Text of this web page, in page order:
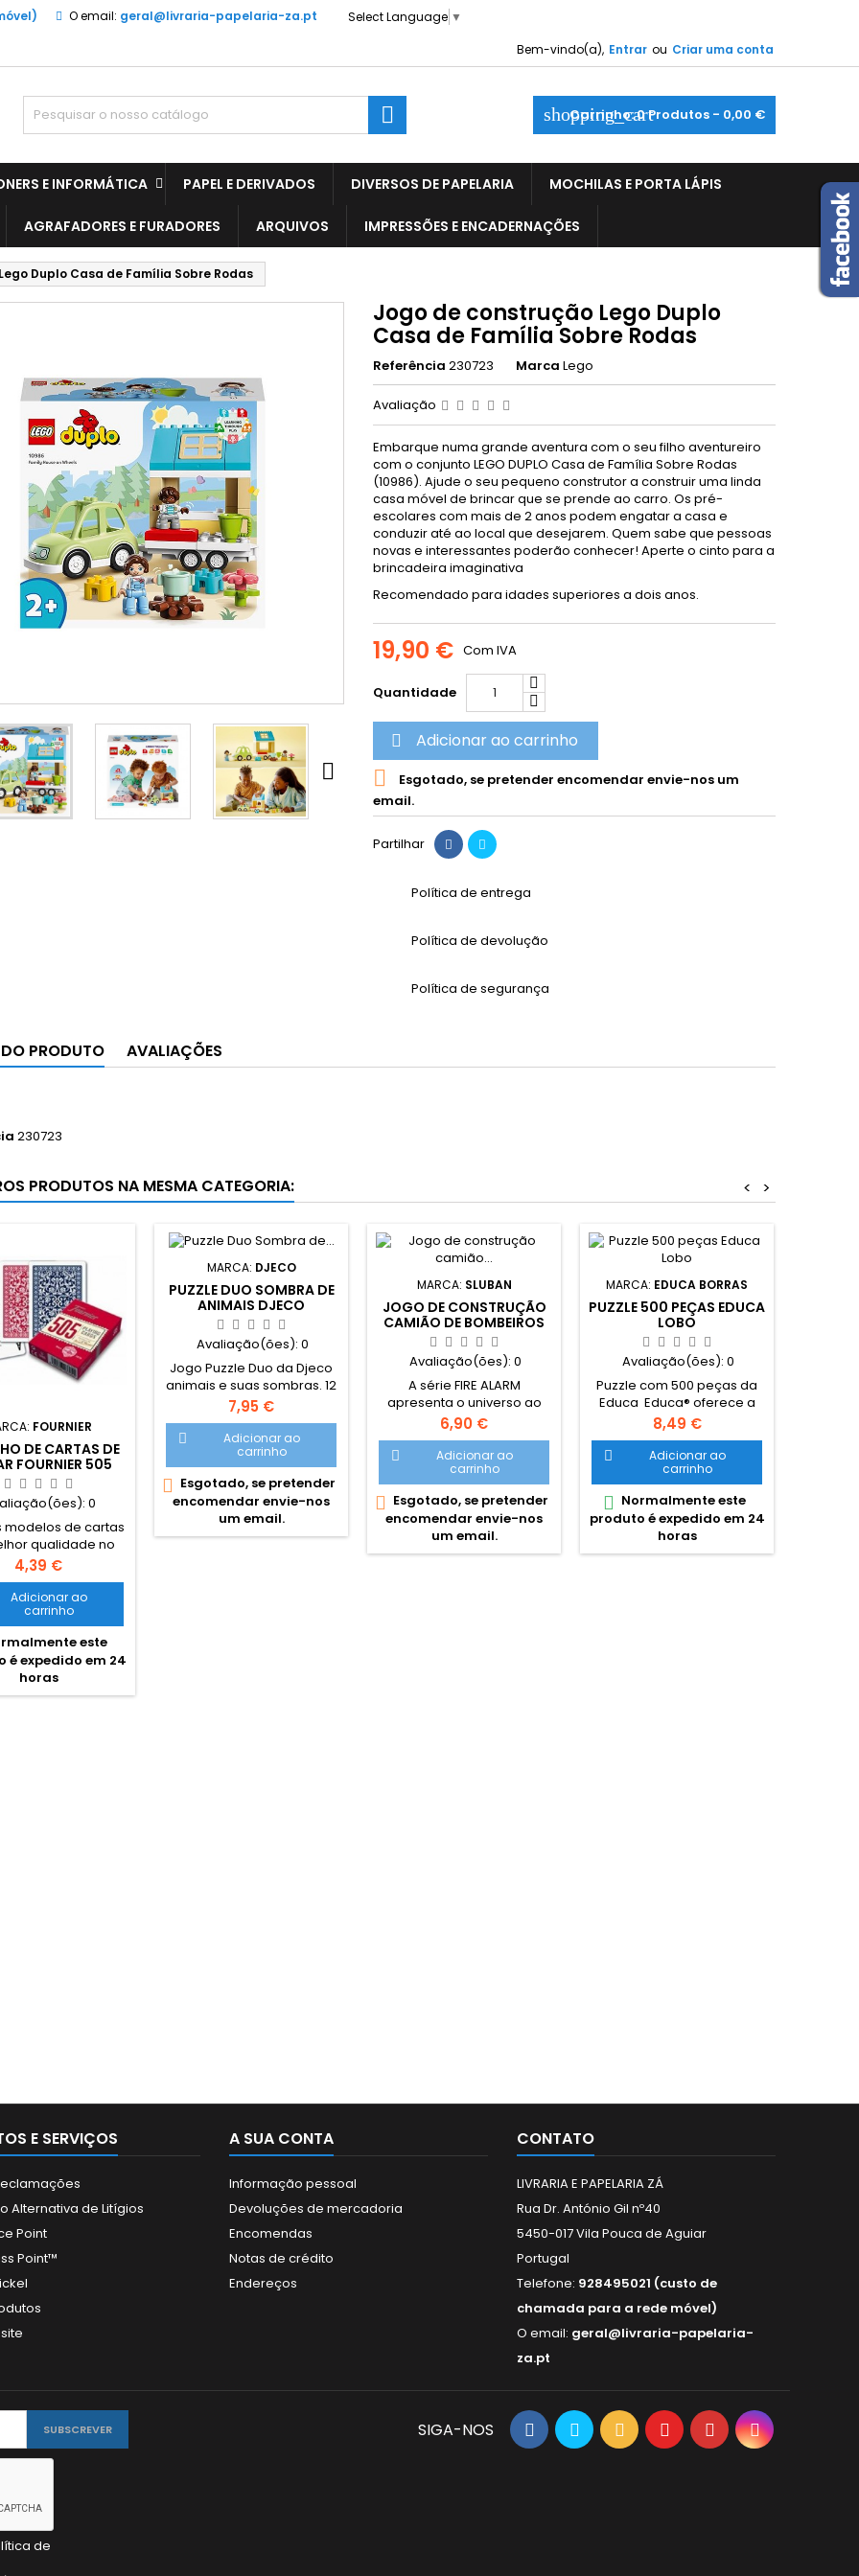
O email: geral@livraria-papelaria-za.pt Select Language ▼
Bem-vindo(a), Entrar ou Criar uma conta
shopping_cart
Carrinho:0Produtos - 0,00 €

E INFORMÁTICA PAPEL E DERIVADOS DIVERSOS DE PAPELARIA MOCHILAS E PORTA LÁPIS
AGRAFADORES E FURADORES ARQUIVOS IMPRESSÕES E ENCADERNAÇÕES
Duplo Casa de Família Sobre Rodas

Jogo de construção Lego Duplo
Casa de Família Sobre Rodas
Referência 230723 Marca Lego
Avaliação
Embarque numa grande aventura com o seu filho aventureiro
com o conjunto LEGO DUPLO Casa de Família Sobre Rodas
(10986). Ajude o seu pequeno construtor a construir uma linda
casa móvel de brincar que se prende ao carro. Os pré-
escolares com mais de 2 anos podem engatar a casa e
conduzir até ao local que desejarem. Quem sabe que pessoas
novas e interessantes poderão conhecer! Aperte o cinto para a
brincadeira imaginativa
Recomendado para idades superiores a dois anos.
19,90 € Com IVA
Quantidade
 Adicionar ao carrinho

Esgotado, se pretender encomendar envie-nos um
email.
Partilhar
Política de entrega
Política de devolução
Política de segurança
PRODUTO AVALIAÇÕES
230723
PRODUTOS NA MESMA CATEGORIA: >
<
FOURNIER
DE CARTAS DE
FOURNIER 505
0
modelos de cartas
qualidade no
Cartas de jogar
que permitem
de jogos
e divertidos.
de cartas
plastificado.
Preço
4,39 €
Adicionar ao
carrinho
este
é expedido em 24
horas
MARCA: DJECO
PUZZLE DUO SOMBRA DE
ANIMAIS DJECO
Avaliação(ões): 0
Jogo Puzzle Duo da Djeco
animais e suas sombras. 12
Puzzles de animais.
Recomendado para idades
superiores a dois anos.
Preço
7,95 €

Adicionar ao
carrinho
 Esgotado, se pretender
encomendar envie-nos
um email.
MARCA: SLUBAN
JOGO DE CONSTRUÇÃO
CAMIÃO DE BOMBEIROS
136 PCS SLUBAN
Avaliação(ões): 0
A série FIRE ALARM
apresenta o universo ao
redor do Mundo dos
Bombeiros de uma forma
lúdica e permite às
crianças e adultos
apaixonados pelo universo
dos encaixes divertirem-se
de uma forma pedagógica.
Os encaixes coloridos são
ótimos brinquedos e que
Preço
6,90 €

Adicionar ao
carrinho
 Esgotado, se pretender
encomendar envie-nos
um email.
MARCA: EDUCA BORRAS
PUZZLE 500 PEÇAS EDUCA
LOBO
Avaliação(ões): 0
Puzzle com 500 peças da
Educa Educa® oferece a
coleçao de puzzles adultos
mais completa do
mercado, com formatos
desde 500 a 42000 peças e
com as melhores imagens.
Dimensões: 34x48cm
Preço
8,49 €

Adicionar ao
carrinho
 Normalmente este
produto é expedido em 24
horas
E SERVIÇOS
Alternativa de Litígios
Point
Point™
A SUA CONTA
Informação pessoal
Devoluções de mercadoria
Encomendas
Notas de crédito
Endereços
CONTATO
LIVRARIA E PAPELARIA ZÁ
Rua Dr. António Gil nº40
5450-017 Vila Pouca de Aguiar
Portugal
Telefone: 928495021 (custo de
chamada para a rede móvel)
O email: geral@livraria-papelaria-
za.pt
de
SIGA-NOS